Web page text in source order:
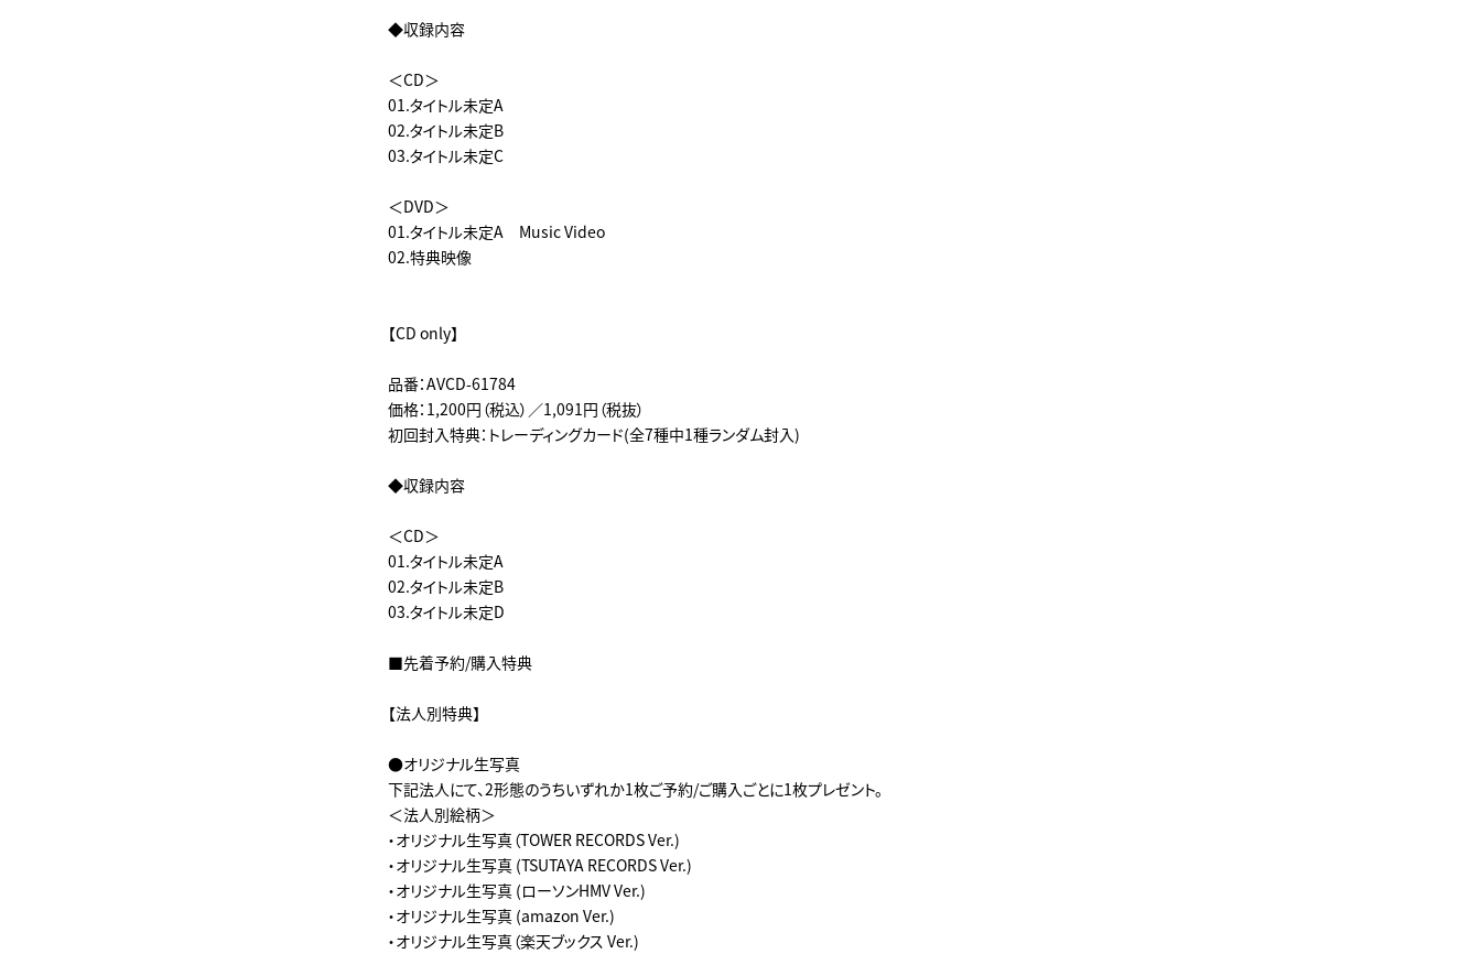
◆収録内容
＜CD＞
01.タイトル未定A
02.タイトル未定B
03.タイトル未定C
＜DVD＞
01.タイトル未定A Music Video
02.特典映像
【CD only】
品番：AVCD-61784
価格：1,200円（税込）／1,091円（税抜）
初回封入特典：トレーディングカード(全7種中1種ランダム封入)
◆収録内容
＜CD＞
01.タイトル未定A
02.タイトル未定B
03.タイトル未定D
■先着予約/購入特典
【法人別特典】
●オリジナル生写真
下記法人にて、2形態のうちいずれか1枚ご予約/ご購入ごとに1枚プレゼント。
＜法人別絵柄＞
・オリジナル生写真（TOWER RECORDS Ver.)
・オリジナル生写真 (TSUTAYA RECORDS Ver.)
・オリジナル生写真 (ローソンHMV Ver.)
・オリジナル生写真 (amazon Ver.)
・オリジナル生写真（楽天ブックス Ver.)